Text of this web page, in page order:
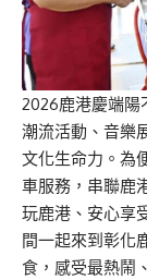
2026鹿港慶端陽
潮流活動、音樂
文化生命力。為
車服務，串聯鹿
玩鹿港、安心享
間一起來到彰化
食，感受最熱鬧